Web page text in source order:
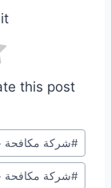
this post.
وسوم
المقال:
#شركة مكافحة
#شركة مكافحة